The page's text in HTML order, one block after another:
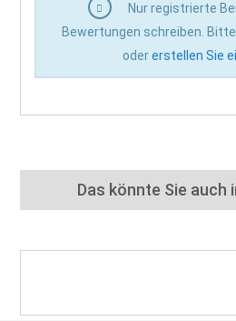
Nur registrierte
Bewertungen schreiben. Bitte
odererstellen Sie
Das könnte Sie auch